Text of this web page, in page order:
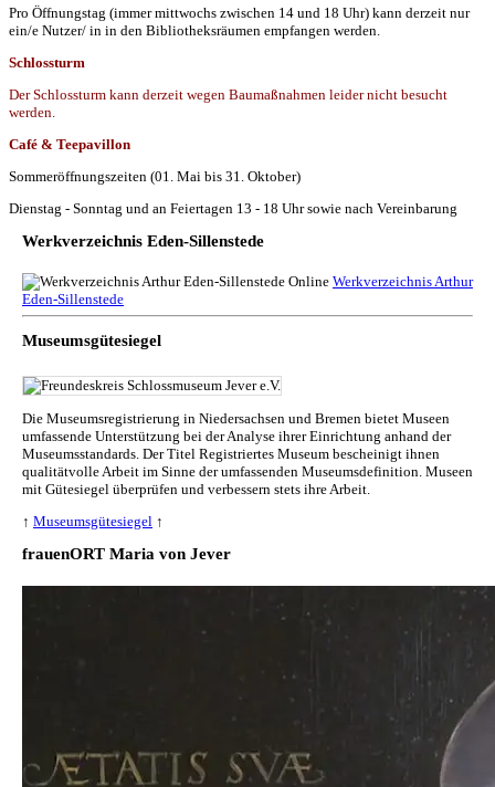
Pro Öffnungstag (immer mittwochs zwischen 14 und 18 Uhr) kann derzeit nur
ein/e Nutzer/ in in den Bibliotheksräumen empfangen werden.
Schlossturm
Der Schlossturm kann derzeit wegen Baumaßnahmen leider nicht besucht
werden.
Café & Teepavillon
Sommeröffnungszeiten (01. Mai bis 31. Oktober)
Dienstag - Sonntag und an Feiertagen 13 - 18 Uhr sowie nach Vereinbarung
Werkverzeichnis Eden-Sillenstede
Werkverzeichnis Arthur
Eden-Sillenstede
Museumsgütesiegel
Die Museumsregistrierung in Niedersachsen und Bremen bietet Museen
umfassende Unterstützung bei der Analyse ihrer Einrichtung anhand der
Museumsstandards. Der Titel Registriertes Museum bescheinigt ihnen
qualitätvolle Arbeit im Sinne der umfassenden Museumsdefinition. Museen
mit Gütesiegel überprüfen und verbessern stets ihre Arbeit.
↑ Museumsgütesiegel ↑
frauenORT Maria von Jever